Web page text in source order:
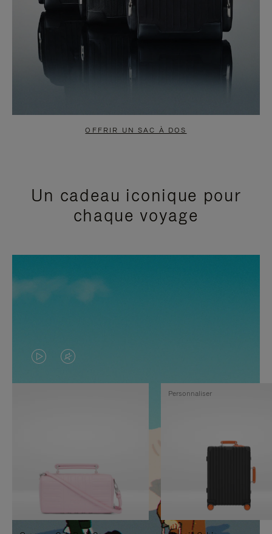
OFFRIR UN SAC À DOS
Un cadeau iconique pour
chaque voyage
LA
VIDÉO
PAUSE,
APPUYEZ
SUR
LE
SON
DÉSACTIVÉ.
VEUILLEZ
Personnaliser